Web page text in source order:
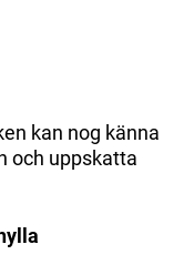
kan nog känna
och uppskatta